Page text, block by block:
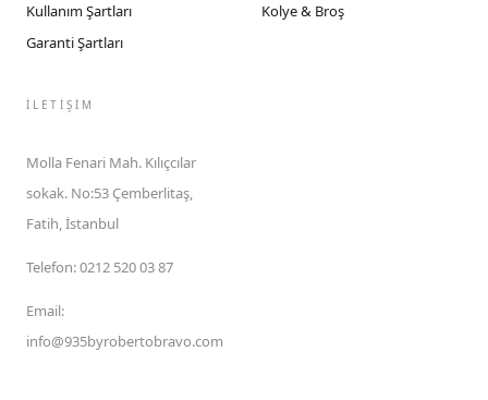
Kullanım Şartları
Garanti Şartları
Kolye & Broş
İLETIŞIM
Molla Fenari Mah. Kılıçcılar
sokak. No:53 Çemberlitaş,
Fatih, İstanbul
Telefon:0212 520 03 87
Email:
info@935byrobertobravo.com